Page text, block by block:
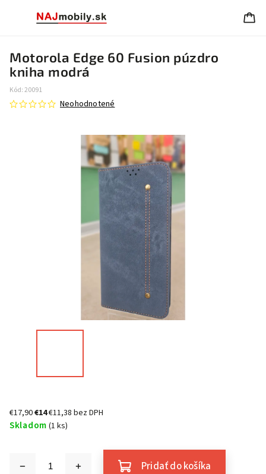
Motorola Edge 60 Fusion púzdro
kniha modrá
Kód:20091
Neohodnotené
€17,90€14€11,38 bez DPH
Skladom (1 ks)
Pridať do košíka